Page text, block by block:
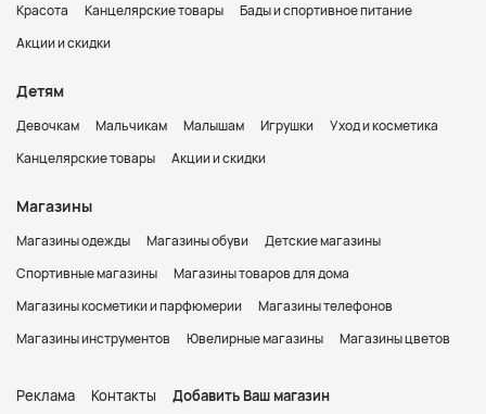
Красота
Канцелярские товары
Бады и спортивное питание
Акции и скидки
Детям
Девочкам Мальчикам Малышам Игрушки
Уход и косметика
Канцелярские товары
Акции и скидки
Магазины
Магазины одежды Магазины обуви
Детские магазины
Спортивные магазины
Магазины товаров для дома
Магазины косметики и парфюмерии
Магазины телефонов
Магазины инструментов
Ювелирные магазины Магазины цветов
Реклама Контакты Добавить Ваш магазин